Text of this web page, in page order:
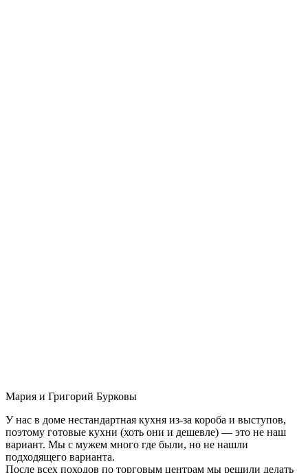
Мария и Григорий Бурковы
У нас в доме нестандартная кухня из-за короба и выступов,
поэтому готовые кухни (хоть они и дешевле) — это не наш
вариант. Мы с мужем много где были, но не нашли
подходящего варианта.
После всех походов по торговым центрам мы решили делать